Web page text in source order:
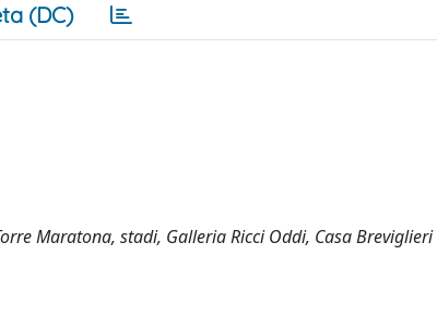
(DC)
Maratona, stadi, Galleria Ricci Oddi, Casa Breviglieri